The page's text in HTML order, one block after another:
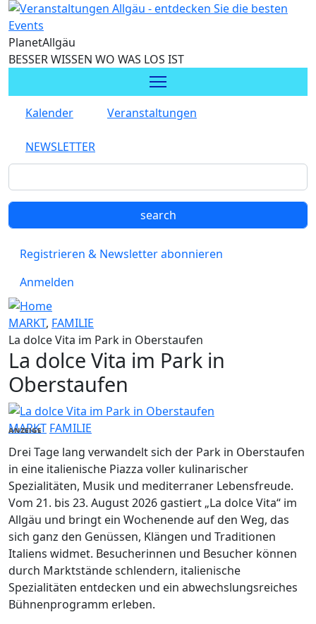
Direkt zum Inhalt
PlanetAllgäu
BESSER WISSEN WO WAS LOS IST
Kalender Veranstaltungen
NEWSLETTER
Registrieren & Newsletter abonnieren
Anmelden
MARKT, FAMILIE
La dolce Vita im Park in Oberstaufen
La dolce Vita im Park in
Oberstaufen
MARKT FAMILIE
ANZEIGE
Drei Tage lang verwandelt sich der Park in Oberstaufen
in eine italienische Piazza voller kulinarischer
Spezialitäten, Musik und mediterraner Lebensfreude.
Vom 21. bis 23. August 2026 gastiert „La dolce Vita“ im
Allgäu und bringt ein Wochenende auf den Weg, das
sich ganz den Genüssen, Klängen und Traditionen
Italiens widmet. Besucherinnen und Besucher können
durch Marktstände schlendern, italienische
Spezialitäten entdecken und ein abwechslungsreiches
Bühnenprogramm erleben.